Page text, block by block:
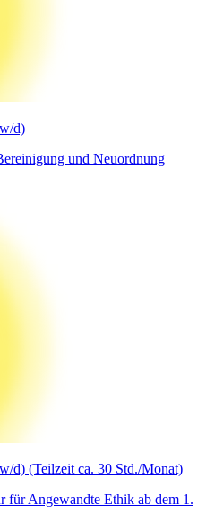
d)
und Neuordnung
d) (Teilzeit ca. 30 Std./Monat)
für Angewandte Ethik ab dem 1.